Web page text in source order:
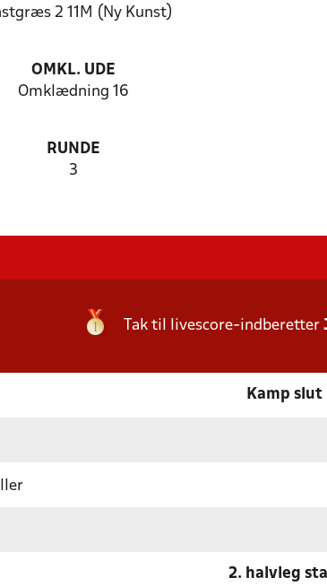
2 11M (Ny Kunst)
OMKL. UDE
Omklædning 16
RUNDE
3
Tak til livescore-indberetter
Kamp slut
2. halvleg